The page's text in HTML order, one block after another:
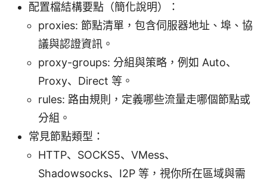
配置檔結構要點（簡化說明）：
proxies: 節點清單，包含伺服器地址、埠、協
議與認證資訊。
proxy-groups: 分組與策略，例如 Auto、
Proxy、Direct 等。
rules: 路由規則，定義哪些流量走哪個節點或
分組。
常見節點類型：
HTTP、SOCKS5、VMess、
Shadowsocks、I2P 等，視你所在區域與需